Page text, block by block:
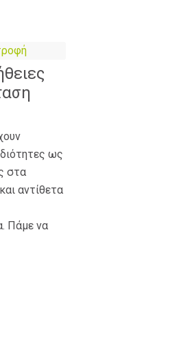
ως
στα
αντίθετα
Πάμε να